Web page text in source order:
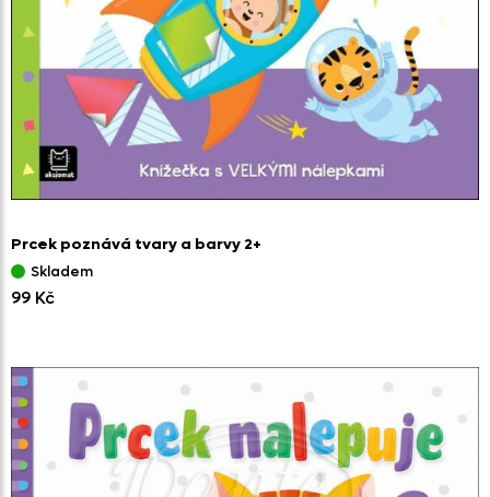
Prcek poznává tvary a barvy 2+
Skladem
99 Kč